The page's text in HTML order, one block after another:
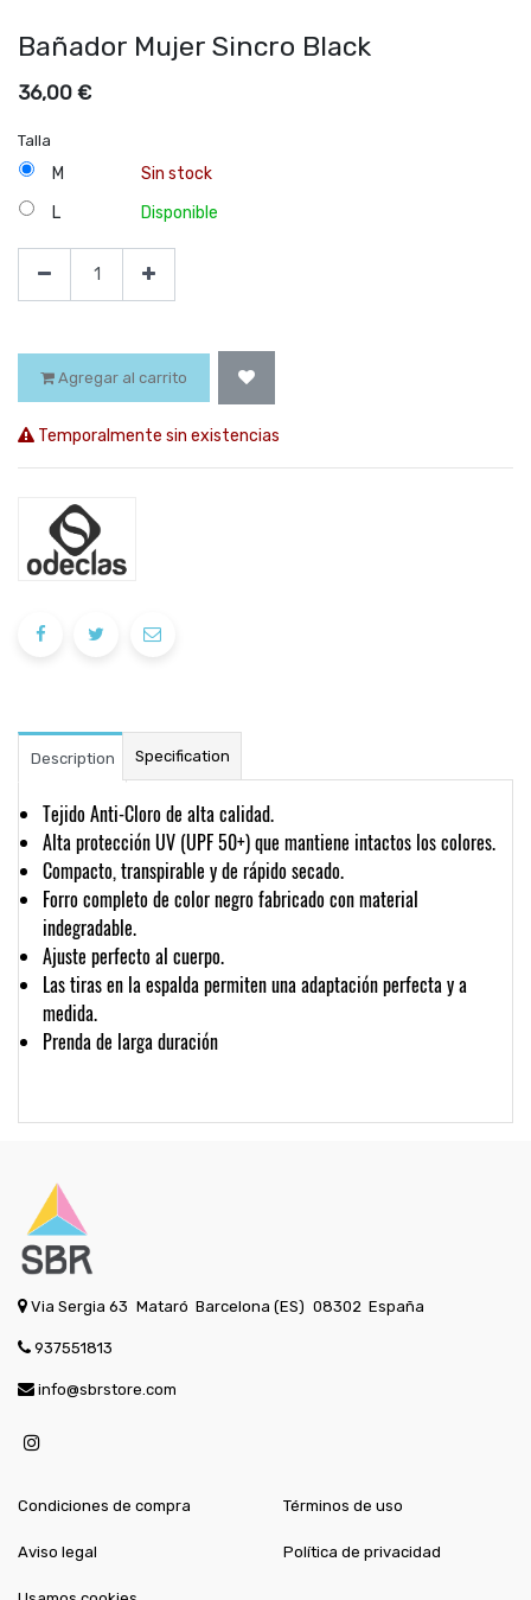
Bañador Mujer Sincro Black
36,00 €
Talla
M
Sin stock
L
Disponible
Agregar al carrito
Temporalmente sin existencias
Description Specification
Tejido Anti-Cloro de alta calidad.
Alta protección UV (UPF 50+) que mantiene intactos los colores.
Compacto, transpirable y de rápido secado.
Forro completo de color negro fabricado con material
indegradable.
Ajuste perfecto al cuerpo.
Las tiras en la espalda permiten una adaptación perfecta y a
medida.
Prenda de larga duración
Via Sergia 63 Mataró Barcelona (ES) 08302 España
937551813
info@sbrstore.com
Condiciones de compra
Aviso legal
Términos de uso
Política de privacidad